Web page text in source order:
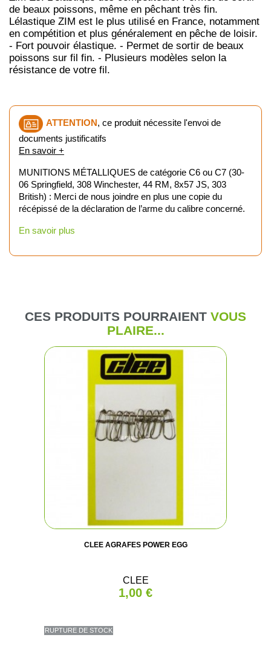
de beaux poissons, même en pêchant très fin.
Lélastique ZIM est le plus utilisé en France, notamment
en compétition et plus généralement en pêche de loisir.
- Fort pouvoir élastique. - Permet de sortir de beaux
poissons sur fil fin. - Plusieurs modèles selon la
résistance de votre fil.
ATTENTION, ce produit nécessite l'envoi de
documents justificatifs
En savoir +
MUNITIONS MÉTALLIQUES de catégorie C6 ou C7 (30-
06 Springfield, 308 Winchester, 44 RM, 8x57 JS, 303
British) : Merci de nous joindre en plus une copie du
récépissé de la déclaration de l’arme du calibre concerné.
En savoir plus
CES PRODUITS POURRAIENT VOUS
PLAIRE...
CLEE AGRAFES POWER EGG
CLEE
1,00 €
RUPTURE DE STOCK